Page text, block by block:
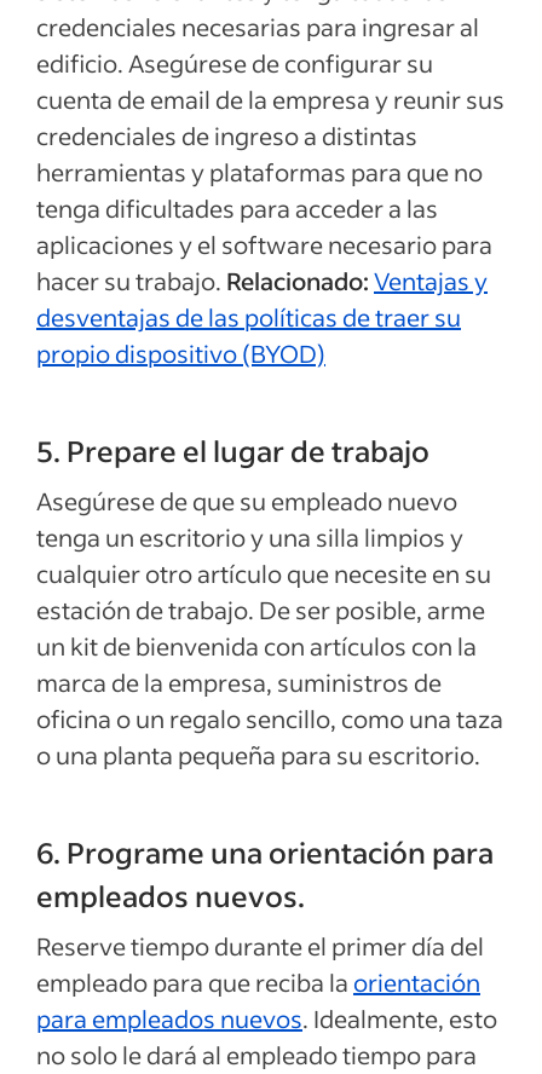
credenciales necesarias para ingresar al
edificio. Asegúrese de configurar su
cuenta de email de la empresa y reunir sus
credenciales de ingreso a distintas
herramientas y plataformas para que no
tenga dificultades para acceder a las
aplicaciones y el software necesario para
hacer su trabajo. Relacionado:Ventajas y
desventajas de las políticas de traer su
propio dispositivo (BYOD)
5. Prepare el lugar de trabajo
Asegúrese de que su empleado nuevo
tenga un escritorio y una silla limpios y
cualquier otro artículo que necesite en su
estación de trabajo. De ser posible, arme
un kit de bienvenida con artículos con la
marca de la empresa, suministros de
oficina o un regalo sencillo, como una taza
o una planta pequeña para su escritorio.
6. Programe una orientación para
empleados nuevos.
Reserve tiempo durante el primer día del
empleado para que reciba la orientación
para empleados nuevos. Idealmente, esto
no solo le dará al empleado tiempo para